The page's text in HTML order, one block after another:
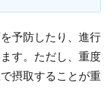
予防したり、進行
す。ただし、重度
摂取することが重